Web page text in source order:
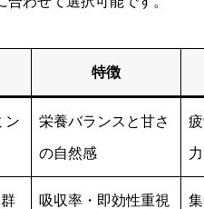
特徴
ン 栄養バランスと甘さ
の自然感
吸収率・即効性重視